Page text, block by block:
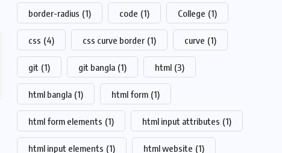
border-radius (1) code (1) College (1)
css (4) css curve border (1) curve (1)
git (1) git bangla (1) html (3)
html bangla (1) html form (1)
html form elements (1) html input attributes (1)
html input elements (1) html website (1)